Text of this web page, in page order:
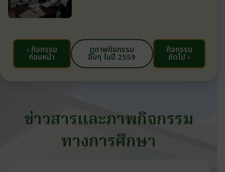
‹ กิจกรรม
ก่อนหน้า
ดูภาพกิจกรรม
อื่นๆ ในปี 2559
กิจกรรม
ถัดไป ›
ข่าวสารและภาพกิจกรรม
ทางการศึกษา